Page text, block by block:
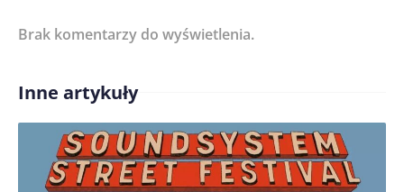
Treść komentarza*
Imię/ Nick*
Brak komentarzy do wyświetlenia.
Inne artykuły